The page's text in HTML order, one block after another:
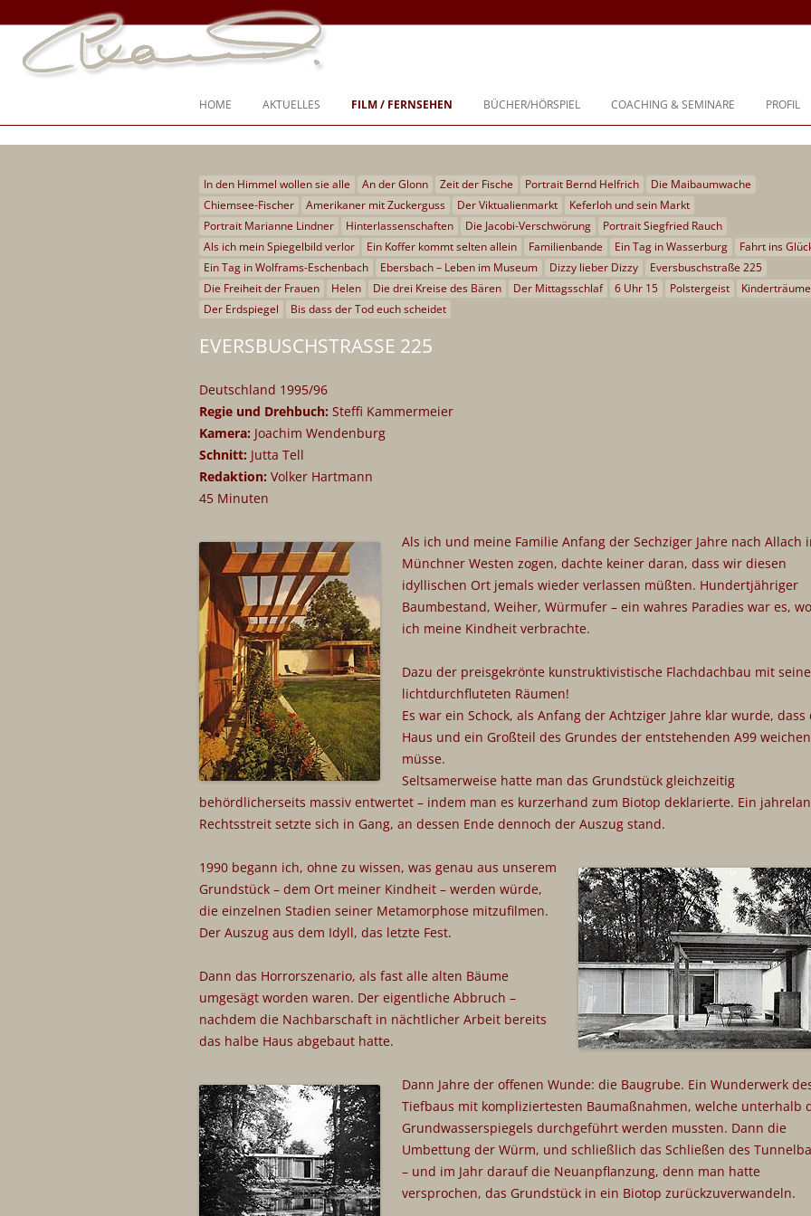
Steffi Kammermeier – Regie, Drehbuch, Coaching und Beratung
Ich war nie “entweder-oder”, ich war immer “und, auch, sogar”
Inhalt
HOME AKTUELLES FILM / FERNSEHEN BÜCHER/HÖRSPIEL COACHING & SEMINARE PROFIL
PREISE
In den Himmel wollen sie alle An der Glonn Zeit der Fische Portrait Bernd Helfrich
Die Maibaumwache
Chiemsee-Fischer
Amerikaner mit Zuckerguss Der Viktualienmarkt
Keferloh und sein Markt
Portrait Marianne Lindner
Hinterlassenschaften Die Jacobi-Verschwörung
Portrait Siegfried Rauch
Als ich mein Spiegelbild verlor
Ein Koffer kommt selten allein Familienbande Ein Tag in Wasserburg
Fahrt ins
Ein Tag in Wolframs-Eschenbach
Ebersbach – Leben im Museum Dizzy lieber Dizzy
Eversbuschstraße 225
Die Freiheit der Frauen
Helen Die drei Kreise des Bären Der Mittagsschlaf 6 Uhr 15 Polstergeist
Kinderträume
Der Erdspiegel
Bis dass der Tod euch scheidet
EVERSBUSCHSTRASSE 225
Deutschland 1995/96
Regie und Drehbuch: Steffi Kammermeier
Kamera: Joachim Wendenburg
Schnitt: Jutta Tell
Redaktion: Volker Hartmann
45 Minuten
Als ich und meine Familie Anfang der Sechziger Jahre nach Allach
Münchner Westen zogen, dachte keiner daran, dass wir diesen
idyllischen Ort jemals wieder verlassen müßten. Hundertjähriger
Baumbestand, Weiher, Würmufer – ein wahres Paradies war es, wo
ich meine Kindheit verbrachte.
Dazu der preisgekrönte kunstruktivistische Flachdachbau mit
lichtdurchfluteten Räumen!
Es war ein Schock, als Anfang der Achtziger Jahre klar wurde, dass
Haus und ein Großteil des Grundes der entstehenden A99 weichen
müsse.
Seltsamerweise hatte man das Grundstück gleichzeitig
behördlicherseits massiv entwertet – indem man es kurzerhand zum Biotop deklarierte. Ein
Rechtsstreit setzte sich in Gang, an dessen Ende dennoch der Auszug stand.
1990 begann ich, ohne zu wissen, was genau aus unserem
Grundstück – dem Ort meiner Kindheit – werden würde,
die einzelnen Stadien seiner Metamorphose mitzufilmen.
Der Auszug aus dem Idyll, das letzte Fest.
Dann das Horrorszenario, als fast alle alten Bäume
umgesägt worden waren. Der eigentliche Abbruch –
nachdem die Nachbarschaft in nächtlicher Arbeit bereits
das halbe Haus abgebaut hatte.
Dann Jahre der offenen Wunde: die Baugrube. Ein Wunderwerk
Tiefbaus mit kompliziertesten Baumaßnahmen, welche unterhalb
Grundwasserspiegels durchgeführt werden mussten. Dann die
Umbettung der Würm, und schließlich das Schließen des
– und im Jahr darauf die Neuanpflanzung, denn man hatte
versprochen, das Grundstück in ein Biotop zurückzuverwandeln.